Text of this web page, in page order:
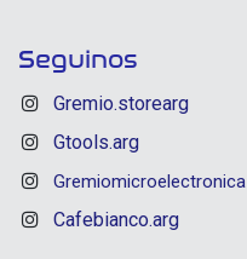
Seguinos
Gremio.storearg
Gtools.arg
Gremiomicroelectronica
Cafebianco.arg